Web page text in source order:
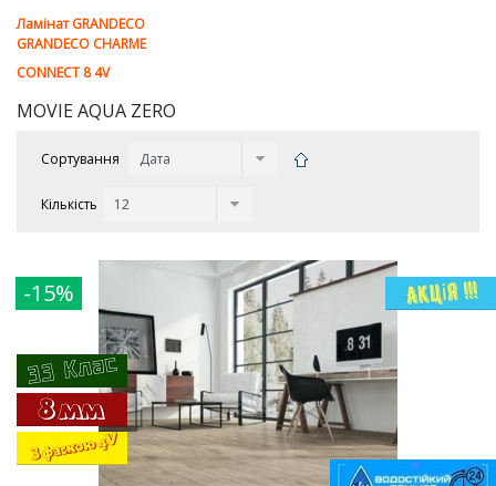
Ламінат GRANDECO
GRANDECO CHARME
CONNECT 8 4V
MOVIE AQUA ZERO
Сортування
Кількість
-15%